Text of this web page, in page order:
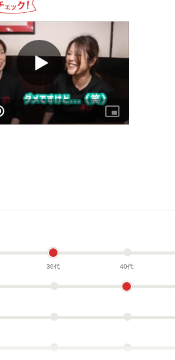
Play
Picture-
in-
30代 40代